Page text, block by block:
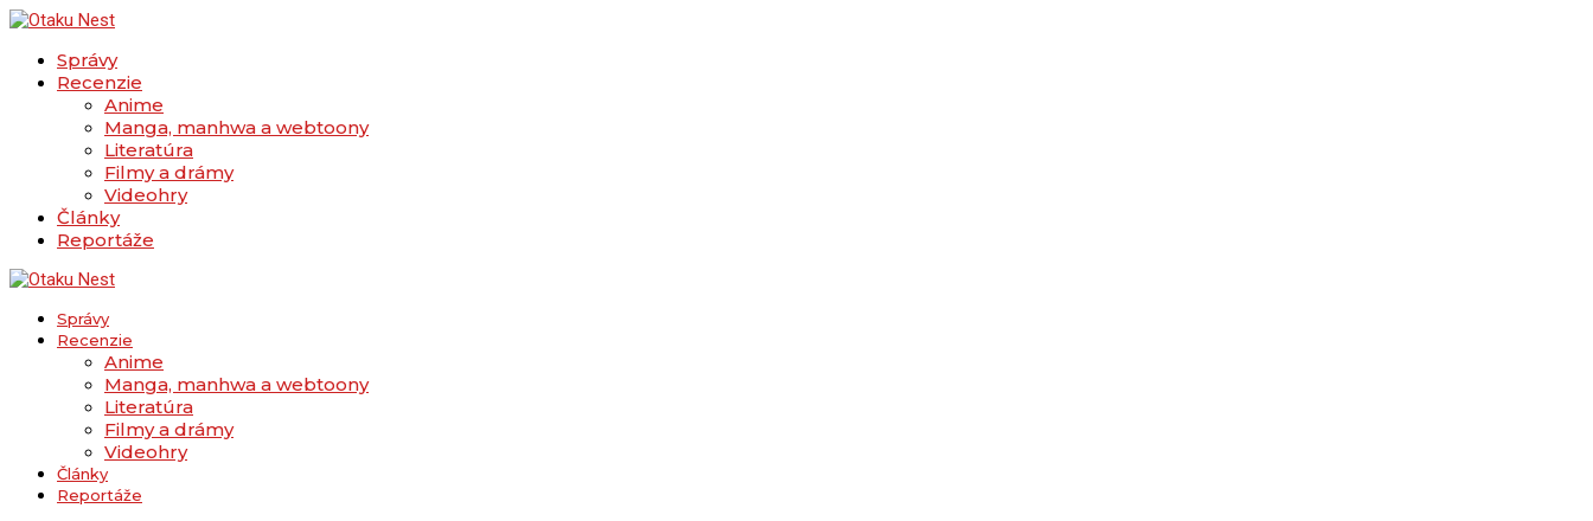
Správy
Recenzie
Anime
Manga, manhwa a webtoony
Literatúra
Filmy a drámy
Videohry
Články
Reportáže
Správy
Recenzie
Anime
Manga, manhwa a webtoony
Literatúra
Filmy a drámy
Videohry
Články
Reportáže